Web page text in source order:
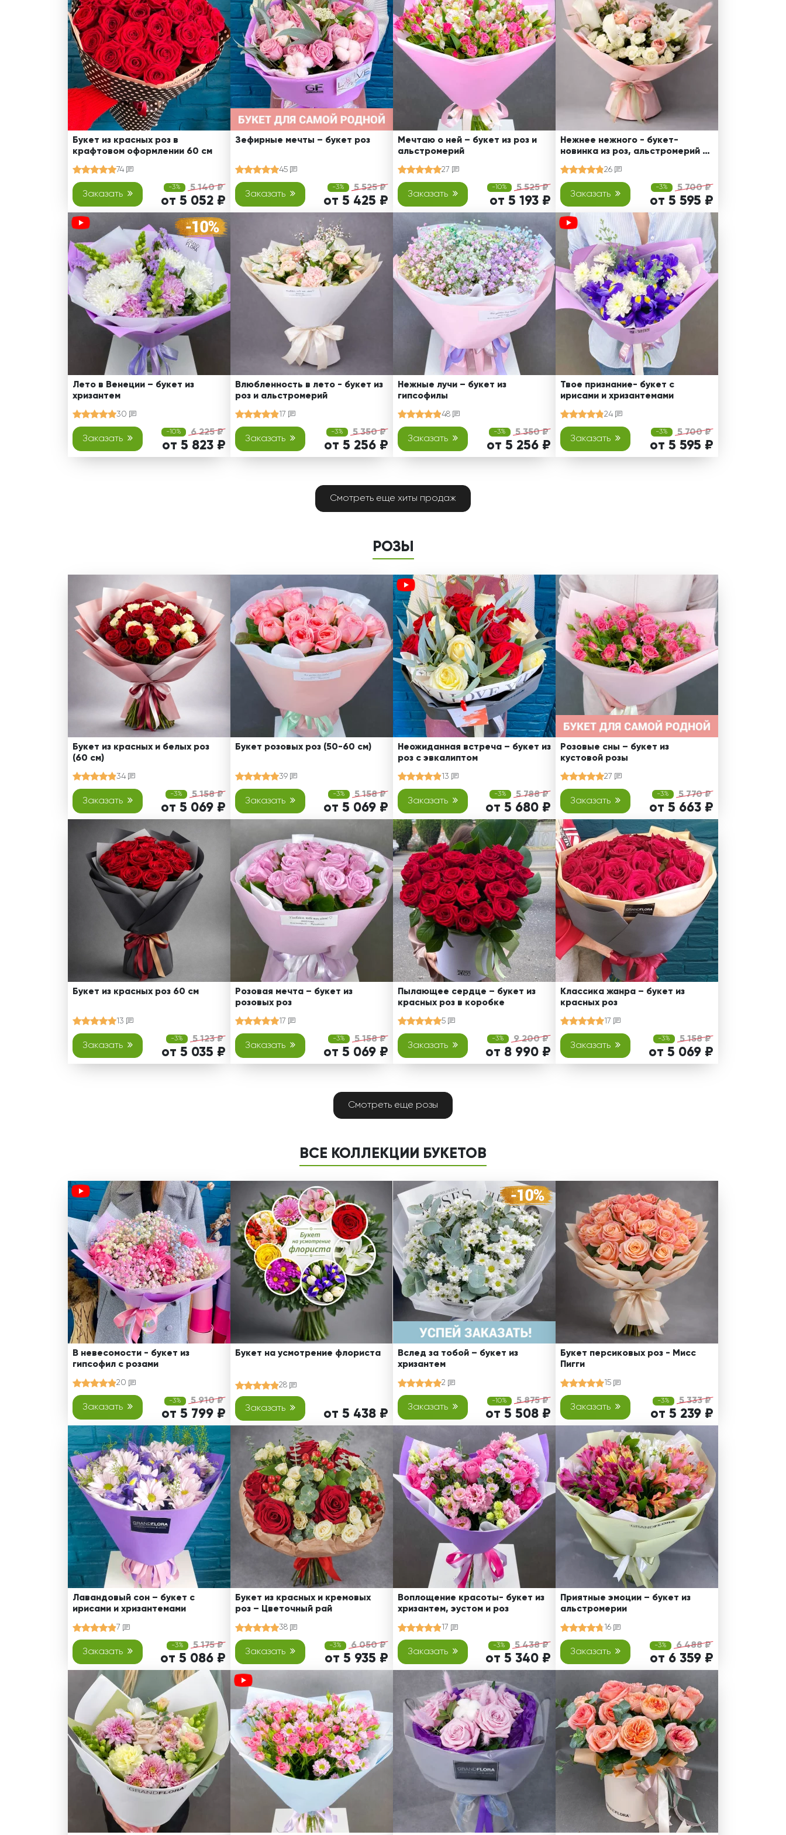
Розы поштучно
5 роз
7 роз
11 роз
15 роз
25 роз
51 роза
101 роза
Розы Гран-При
Корзины с розами
Кустовые розы
Миксы из роз
Сердца из роз
Монобукеты
Разноцветные
Эксклюзивные букеты
Смешанные
Хризантемы
Эустома
Свадьба
Свидание
Спасибо!
Юбилей
Подруге
Сестре
Брату
Врачу
Коллеге
Бабушке
Дедушке
Букет из красных роз в
крафтовом оформлении 60 см
74
Заказать
-3% 5 140 ₽
от 5 052 ₽
Зефирные мечты – букет роз
45
Заказать
-3% 5 525 ₽
от 5 425 ₽
Мечтаю о ней – букет из роз и
альстромерий
27
Заказать
-10% 5 525 ₽
от 5 193 ₽
Нежнее нежного - букет-
новинка из роз, альстромерий и
26
Заказать
-3% 5 700 ₽
от 5 595 ₽
Лето в Венеции – букет из
хризантем
30
Заказать
-10% 6 225 ₽
от 5 823 ₽
Влюбленность в лето - букет из
роз и альстромерий
17
Заказать
-3% 5 350 ₽
от 5 256 ₽
Нежные лучи – букет из
гипсофилы
48
Заказать
-3% 5 350 ₽
от 5 256 ₽
Твое признание- букет с
ирисами и хризантемами
24
Заказать
-3% 5 700 ₽
от 5 595 ₽
Смотреть еще хиты продаж
РОЗЫ
Букет из красных и белых роз
(60 см)
34
Заказать
-3% 5 158 ₽
от 5 069 ₽
Букет розовых роз (50-60 см)
39
Заказать
-3% 5 158 ₽
от 5 069 ₽
Неожиданная встреча – букет из
роз с эвкалиптом
13
Заказать
-3% 5 788 ₽
от 5 680 ₽
Розовые сны – букет из
кустовой розы
27
Заказать
-3% 5 770 ₽
от 5 663 ₽
Букет из красных роз 60 см
13
Заказать
-3% 5 123 ₽
от 5 035 ₽
Розовая мечта – букет из
розовых роз
17
Заказать
-3% 5 158 ₽
от 5 069 ₽
Пылающее сердце – букет из
красных роз в коробке
5
Заказать
-3% 9 200 ₽
от 8 990 ₽
Классика жанра – букет из
красных роз
17
Заказать
-3% 5 158 ₽
от 5 069 ₽
Смотреть еще розы
ВСЕ КОЛЛЕКЦИИ БУКЕТОВ
В невесомости - букет из
гипсофил с розами
20
Заказать
-3% 5 910 ₽
от 5 799 ₽
Букет на усмотрение флориста
28
Заказать от 5 438 ₽
Вслед за тобой – букет из
хризантем
2
Заказать
-10% 5 875 ₽
от 5 508 ₽
Букет персиковых роз - Мисс
Пигги
15
Заказать
-3% 5 333 ₽
от 5 239 ₽
Лавандовый сон – букет с
ирисами и хризантемами
7
Заказать
-3% 5 175 ₽
от 5 086 ₽
Букет из красных и кремовых
роз – Цветочный рай
38
Заказать
-3% 6 050 ₽
от 5 935 ₽
Воплощение красоты- букет из
хризантем, эустом и роз
17
Заказать
-3% 5 438 ₽
от 5 340 ₽
Приятные эмоции – букет из
альстромерии
16
Заказать
-3% 6 488 ₽
от 6 359 ₽